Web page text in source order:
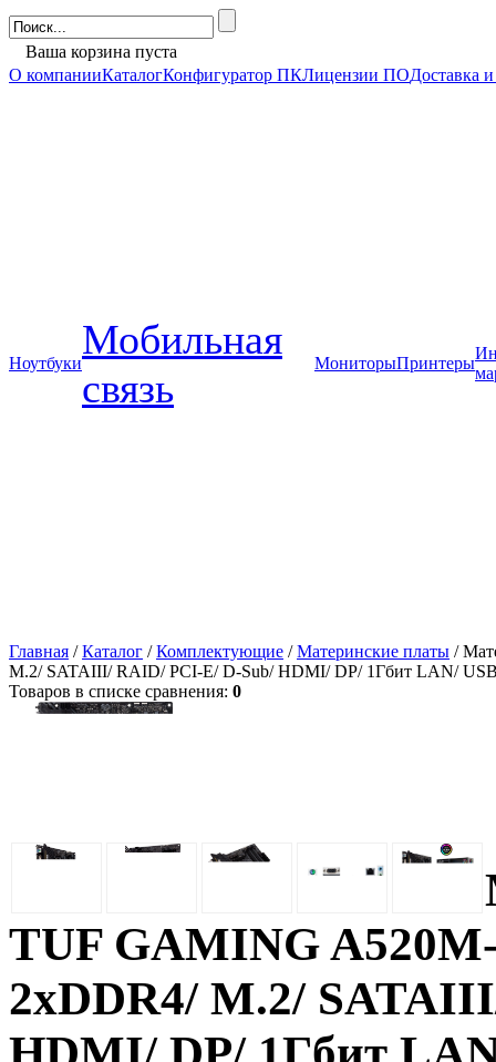
Ваша корзина пуста
О компанииКаталогКонфигуратор ПКЛицензии ПОДоставка
Ноутбуки
Мобильная
связь
МониторыПринтеры
Главная /Каталог /Комплектующие /Материнские платы /
M.2/ SATAIII/ RAID/ PCI-E/ D-Sub/ HDMI/ DP/ 1Гбит LAN/
Товаров в списке сравнения: 0
TUF GAMING
2xDDR4/ M.2/